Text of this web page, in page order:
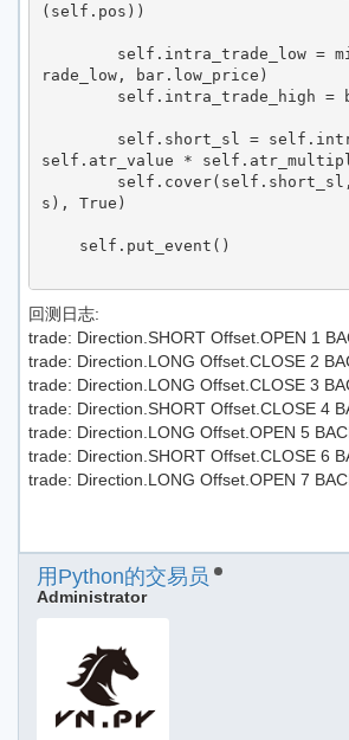
(self.pos))
rade_low, bar.low_price)
self.atr_value *
s), True)
回测日志:
trade: Direction.SHORT Offset.OPEN 1
trade: Direction.LONG Offset.CLOSE 2
trade: Direction.LONG Offset.CLOSE 3
trade: Direction.SHORT Offset.CLOSE 4
trade: Direction.LONG Offset.OPEN 5
trade: Direction.SHORT Offset.CLOSE 6
trade: Direction.LONG Offset.OPEN 7
用Python的交易员
Administrator